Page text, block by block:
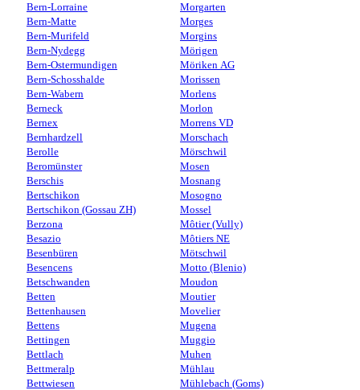
Bern-Lorraine
Bern-Matte
Bern-Murifeld
Bern-Nydegg
Bern-Ostermundigen
Bern-Schosshalde
Bern-Wabern
Berneck
Bernex
Bernhardzell
Berolle
Beromünster
Berschis
Bertschikon
Bertschikon (Gossau ZH)
Berzona
Besazio
Besenbüren
Besencens
Betschwanden
Betten
Bettenhausen
Bettens
Bettingen
Bettlach
Bettmeralp
Bettwiesen
Morgarten
Morges
Morgins
Mörigen
Möriken AG
Morissen
Morlens
Morlon
Morrens VD
Morschach
Mörschwil
Mosen
Mosnang
Mosogno
Mossel
Môtier (Vully)
Môtiers NE
Mötschwil
Motto (Blenio)
Moudon
Moutier
Movelier
Mugena
Muggio
Muhen
Mühlau
Mühlebach (Goms)